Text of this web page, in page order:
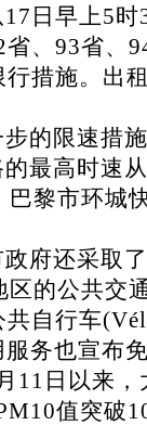
日早上5时
、93省、
措施。出
限速措施
最高时速
黎市环城
还采取了
的公共交
自行车
务也宣布
日以来，
值突破